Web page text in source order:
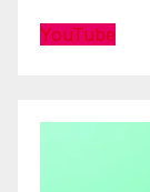
YouTube